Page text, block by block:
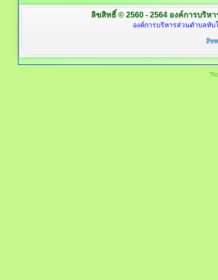
ลิขสิทธิ์ © 2560 - 2564 องค์การบริห
องค์การบริหารส่วนตำบลทับ